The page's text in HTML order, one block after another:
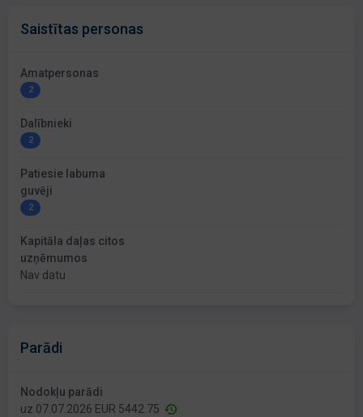
Saistītas personas
Amatpersonas
2
Dalībnieki
2
Patiesie labuma
guvēji
2
Kapitāla daļas citos
uzņēmumos
Nav datu
Parādi
Nodokļu parādi
uz 07.07.2026 EUR 5442.75